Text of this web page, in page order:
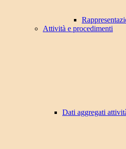
Attività e procedimenti
Dati aggregati